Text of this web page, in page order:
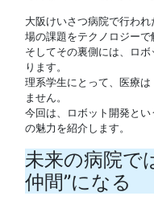
大阪けいさつ病院で行わ
場の課題をテクノロジーで
そしてその裏側には、ロ
ります。
理系学生にとって、医療
ません。
今回は、ロボット開発と
の魅力を紹介します。
未来の病院で
仲間”になる